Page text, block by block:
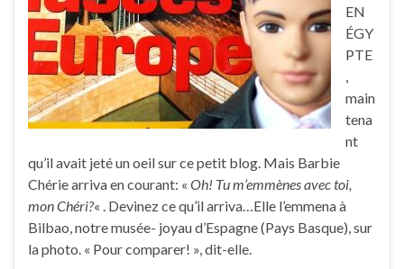
EN
ÉGY
PTE
,
main
tena
nt
qu’il avait jeté un oeil sur ce petit blog. Mais Barbie
Chérie arriva en courant: « Oh! Tu m’emmènes avec toi,
mon Chéri?« . Devinez ce qu’il arriva…Elle l’emmena à
Bilbao, notre musée- joyau d’Espagne (Pays Basque), sur
la photo. « Pour comparer! », dit-elle.